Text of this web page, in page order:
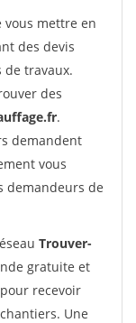
mettre en
des devis
de travaux.
des
.
demandent
vous
demandeurs de
Trouver-
gratuite et
recevoir
Une